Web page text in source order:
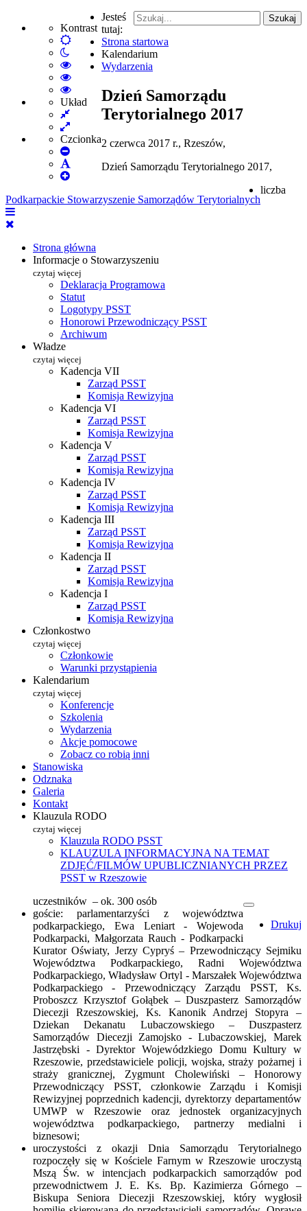
Kontrast
Default
mode
Włącz
tryb
nocny
High
Contrast
Black
White
High
Contrast
Black
High
Contrast
mode
Układ
Fixed
layout
Wide
layout
Czcionka
Set
Smaller
Font
Set
Font
Szukaj
Podkarpackie Stowarzyszenie Samorządów Terytorialnych
Strona główna
Informacje o Stowarzyszeniu
czytaj więcej
Deklaracja Programowa
Statut
Logotypy PSST
Honorowi Przewodniczący PSST
Archiwum
Władze
czytaj więcej
Kadencja VII
Zarząd PSST
Komisja Rewizyjna
Kadencja VI
Zarząd PSST
Komisja Rewizyjna
Kadencja V
Zarząd PSST
Komisja Rewizyjna
Kadencja IV
Zarząd PSST
Komisja Rewizyjna
Kadencja III
Zarząd PSST
Komisja Rewizyjna
Kadencja II
Zarząd PSST
Komisja Rewizyjna
Kadencja I
Zarząd PSST
Komisja Rewizyjna
Członkostwo
czytaj więcej
Członkowie
Warunki przystąpienia
Kalendarium
czytaj więcej
Konferencje
Szkolenia
Wydarzenia
Akcje pomocowe
Zobacz co robią inni
Stanowiska
Odznaka
Galeria
Kontakt
Klauzula RODO
czytaj więcej
Klauzula RODO PSST
KLAUZULA INFORMACYJNA NA TEMAT
ZDJĘĆ/FILMÓW UPUBLICZNIANYCH PRZEZ
PSST w Rzeszowie
Jesteś
tutaj:
Strona startowa
Kalendarium
Wydarzenia
Dzień Samorządu
Terytorialnego 2017
Drukuj
2 czerwca 2017 r., Rzeszów,
Dzień Samorządu Terytorialnego 2017,
liczba
uczestników – ok. 300 osób
goście: parlamentarzyści z województwa
podkarpackiego, Ewa Leniart - Wojewoda
Podkarpacki, Małgorzata Rauch - Podkarpacki
Kurator Oświaty, Jerzy Cypryś – Przewodniczący Sejmiku
Województwa Podkarpackiego, Radni Województwa
Podkarpackiego, Władysław Ortyl - Marszałek Województwa
Podkarpackiego - Przewodniczący Zarządu PSST, Ks.
Proboszcz Krzysztof Gołąbek – Duszpasterz Samorządów
Diecezji Rzeszowskiej, Ks. Kanonik Andrzej Stopyra –
Dziekan Dekanatu Lubaczowskiego – Duszpasterz
Samorządów Diecezji Zamojsko - Lubaczowskiej, Marek
Jastrzębski - Dyrektor Wojewódzkiego Domu Kultury w
Rzeszowie, przedstawiciele policji, wojska, straży pożarnej i
straży granicznej, Zygmunt Cholewiński – Honorowy
Przewodniczący PSST, członkowie Zarządu i Komisji
Rewizyjnej poprzednich kadencji, dyrektorzy departamentów
UMWP w Rzeszowie oraz jednostek organizacyjnych
województwa podkarpackiego, partnerzy medialni i
biznesowi;
uroczystości z okazji Dnia Samorządu Terytorialnego
rozpoczęły się w Kościele Farnym w Rzeszowie uroczystą
Mszą Św. w intencjach podkarpackich samorządów pod
przewodnictwem J. E. Ks. Bp. Kazimierza Górnego –
Biskupa Seniora Diecezji Rzeszowskiej, który wygłosił